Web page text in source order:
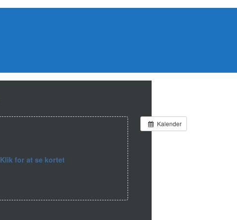
Kalender
Klik for at se kortet